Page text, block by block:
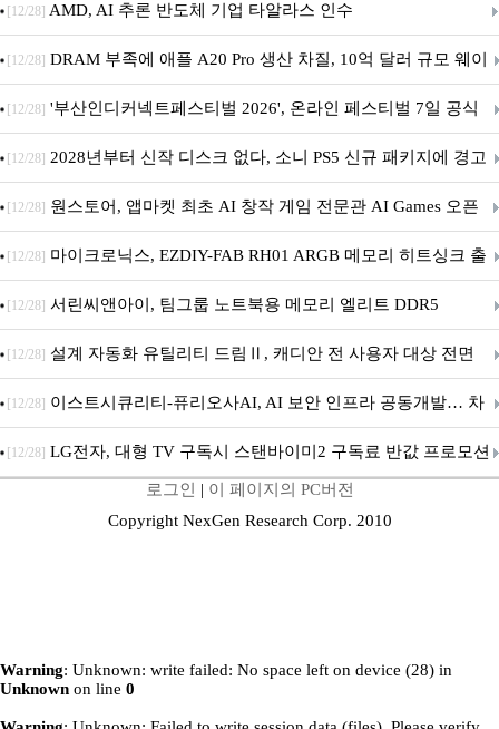
[12/28] AMD, AI 추론 반도체 기업 타알라스 인수
[12/28] DRAM 부족에 애플 A20 Pro 생산 차질, 10억 달러 규모 웨이
퍼 대기
[12/28] '부산인디커넥트페스티벌 2026', 온라인 페스티벌 7일 공식
개막... 22일간 진행
[12/28] 2028년부터 신작 디스크 없다, 소니 PS5 신규 패키지에 경고
문 추가
[12/28] 원스토어, 앱마켓 최초 AI 창작 게임 전문관 AI Games 오픈
[12/28] 마이크로닉스, EZDIY-FAB RH01 ARGB 메모리 히트싱크 출
시
[12/28] 서린씨앤아이, 팀그룹 노트북용 메모리 엘리트 DDR5
5600MHz 16GB 출시
[12/28] 설계 자동화 유틸리티 드림Ⅱ, 캐디안 전 사용자 대상 전면
무상 배포
[12/28] 이스트시큐리티-퓨리오사AI, AI 보안 인프라 공동개발… 차
세대 AI 보안 플랫폼 구축
[12/28] LG전자, 대형 TV 구독시 스탠바이미2 구독료 반값 프로모션
로그인 | 이 페이지의 PC버전
Copyright NexGen Research Corp. 2010
Warning: Unknown: write failed: No space left on device (28) in
Unknown on line 0